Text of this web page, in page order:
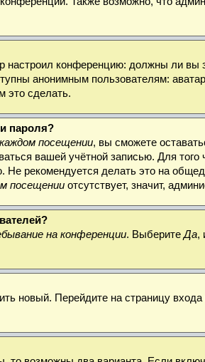
настроил конференцию: должны ли
анонимным пользователям:
это сделать.
пароля?
посещении, вы сможете
вашей учётной записью. Для
рекомендуется делать это на
посещении отсутствует, значит,
на конференции. ВыберитеДа,
новый. Перейдите на страницу